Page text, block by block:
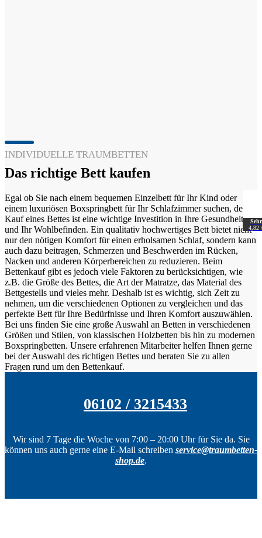
INDIVIDUELLE TRAUMBETTEN
Das richtige Bett kaufen
Egal ob Sie nach einem bequemen Einzelbett für Ihr Kind oder
einem luxuriösen Boxspringbett für Ihr Schlafzimmer suchen, der
Kauf eines Bettes ist eine wichtige Investition in Ihre Gesundheit
und Ihr Wohlbefinden. Ein qualitativ hochwertiges Bett bietet nicht
nur den nötigen Komfort für einen erholsamen Schlaf, sondern kann
auch dazu beitragen, Schmerzen und Beschwerden im Rücken,
Nacken und anderen Körperbereichen zu reduzieren. Beim
Bettenkauf gibt es jedoch viele Faktoren zu berücksichtigen, wie
z.B. die Größe des Bettes, die Art der Matratze, das Material des
Bettgestells und vieles mehr. Deshalb ist es wichtig, sich Zeit zu
nehmen, um die verschiedenen Optionen zu vergleichen und das
perfekte Bett für Ihre Bedürfnisse und Ihren Komfort auszuwählen.
Bei uns finden Sie eine große Auswahl an Betten in verschiedenen
Größen und Stilen, von klassischen Holzbetten bis hin zu modernen
Boxspringbetten. Unsere erfahrenen Mitarbeiter helfen Ihnen gerne
bei der Auswahl des richtigen Bettes und beraten Sie zu allen
Fragen rund um den Bettenkauf.
06102 / 3215433
Wir sind 7 Tage die Woche von 7:00 – 20:00 Uhr für Sie da. Sie
können uns auch gerne eine E-Mail schreiben service@traumbetten-
shop.de.
4,82